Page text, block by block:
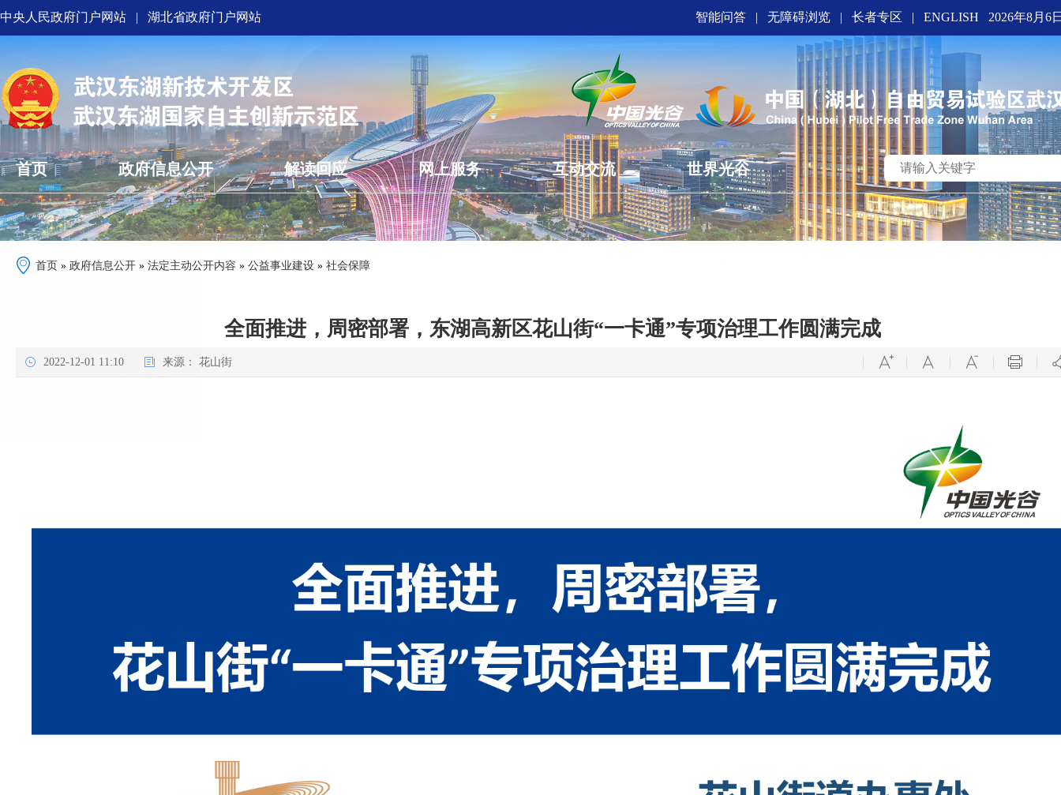
中央人民政府门户网站 | 湖北省政府门户网站 智能问答 | 无障碍浏览 | 长者专区 | ENGLISH 2026年8月6
首页 政府信息公开 解读回应 网上服务 互动交流 世界光谷
首页 » 政府信息公开 » 法定主动公开内容 » 公益事业建设 » 社会保障
全面推进，周密部署，东湖高新区花山街“一卡通”专项治理工作圆满完成
2022-12-01 11:10 来源： 花山街